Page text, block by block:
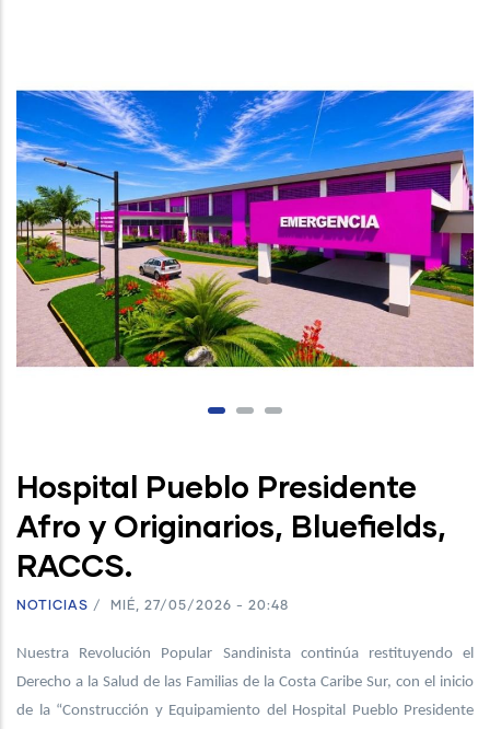
Hospital Pueblo Presidente
Afro y Originarios, Bluefields,
RACCS.
NOTICIAS / MIÉ, 27/05/2026 - 20:48
Nuestra Revolución Popular Sandinista continúa restituyendo el
Derecho a la Salud de las Familias de la Costa Caribe Sur, con el inicio
de la “Construcción y Equipamiento del Hospital Pueblo Presidente